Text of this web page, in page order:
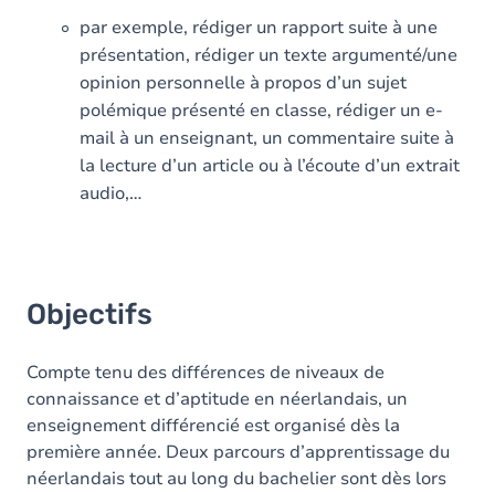
par exemple, rédiger un rapport suite à une
présentation, rédiger un texte argumenté/une
opinion personnelle à propos d’un sujet
polémique présenté en classe, rédiger un e-
mail à un enseignant, un commentaire suite à
la lecture d’un article ou à l’écoute d’un extrait
audio,…
Objectifs
Compte tenu des différences de niveaux de
connaissance et d’aptitude en néerlandais, un
enseignement différencié est organisé dès la
première année. Deux parcours d’apprentissage du
néerlandais tout au long du bachelier sont dès lors